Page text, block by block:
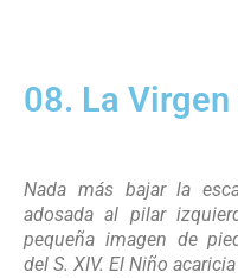
08. La Virgen
Nada más bajar la
adosada al pilar
pequeña imagen de
del S. XIV. El Niño